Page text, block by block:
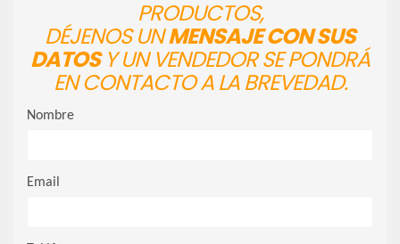
PRODUCTOS,
DÉJENOS UNMENSAJE CON SUS
DATOSY UN VENDEDOR SE PONDRÁ
EN CONTACTO A LA BREVEDAD.
Nombre
Email